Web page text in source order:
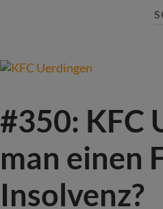
#350: KFC
man einen
Insolvenz?